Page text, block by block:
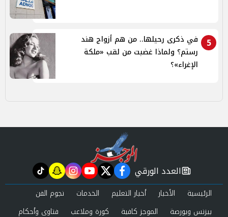
5
في ذكرى رحيلها.. من هم أزواج هند
رستم؟ ولماذا غضبت من لقب «ملكة
الإغراء»؟
newspaper
العدد الورقي facebook
twitter
youtube
instagram
snapchat
tiktok
الرئيسية الأخبار أخبار التعليم الخدمات
نجوم الفن
بيزنس وبورصة
الموجز كافية كورة وملاعب فتاوى وأحكام